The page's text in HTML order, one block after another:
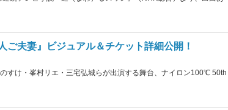
夫妻』ビジュアル＆チケット詳細公開！
すけ・峯村リエ・三宅弘城らが出演する舞台、ナイロン100℃ 50th